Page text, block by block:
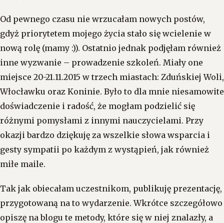
Od pewnego czasu nie wrzucałam nowych postów,
gdyż priorytetem mojego życia stało się wcielenie w
nową rolę (mamy :)). Ostatnio jednak podjęłam również
inne wyzwanie – prowadzenie szkoleń. Miały one
miejsce 20-21.11.2015 w trzech miastach: Zduńskiej Woli,
Włocławku oraz Koninie. Było to dla mnie niesamowite
doświadczenie i radość, że mogłam podzielić się
różnymi pomysłami z innymi nauczycielami. Przy
okazji bardzo dziękuję za wszelkie słowa wsparcia i
gesty sympatii po każdym z wystąpień, jak również
miłe maile.
Tak jak obiecałam uczestnikom, publikuję prezentację,
przygotowaną na to wydarzenie. Wkrótce szczegółowo
opiszę na blogu te metody, które się w niej znalazły, a